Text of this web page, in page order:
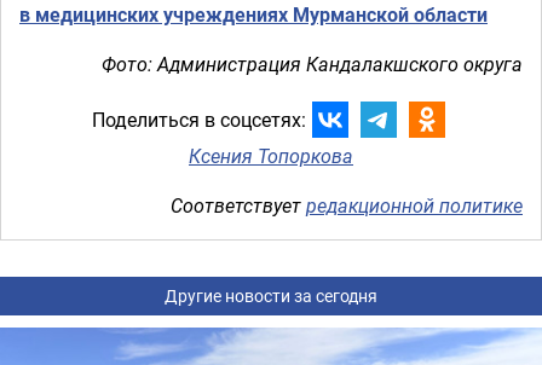
в медицинских учреждениях Мурманской области
Фото: Администрация Кандалакшского округа
Поделиться в соцсетях:
Ксения Топоркова
Соответствуетредакционной политике
Другие новости за сегодня